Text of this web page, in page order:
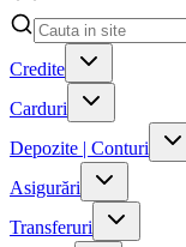
Credite
Carduri
Depozite | Conturi
Asigurări
Transferuri